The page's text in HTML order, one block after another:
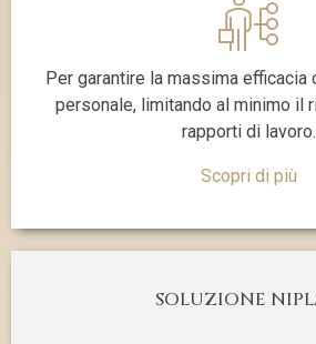
Per garantire la massima
personale, limitando al minimo il
rapporti di lavoro.
Scopri di più
SOLUZIONE